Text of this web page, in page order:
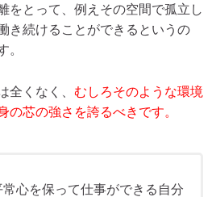
をとって、例えその空間で孤立し
き続けることができるというの
。
全くなく、 むしろそのような環境
の芯の強さを誇るべきです。
常心を保って仕事ができる自分